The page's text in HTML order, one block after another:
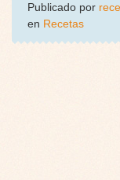
Publicado por
en Recetas